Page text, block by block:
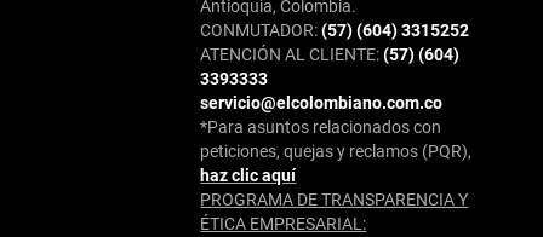
Antioquia, Colombia.
CONMUTADOR:(57) (604) 3315252
ATENCIÓN AL CLIENTE:(57) (604)
3393333
servicio@elcolombiano.com.co
*Para asuntos relacionados con
peticiones, quejas y reclamos (PQR),
haz clic aquí
PROGRAMA DE TRANSPARENCIA Y
ÉTICA EMPRESARIAL: